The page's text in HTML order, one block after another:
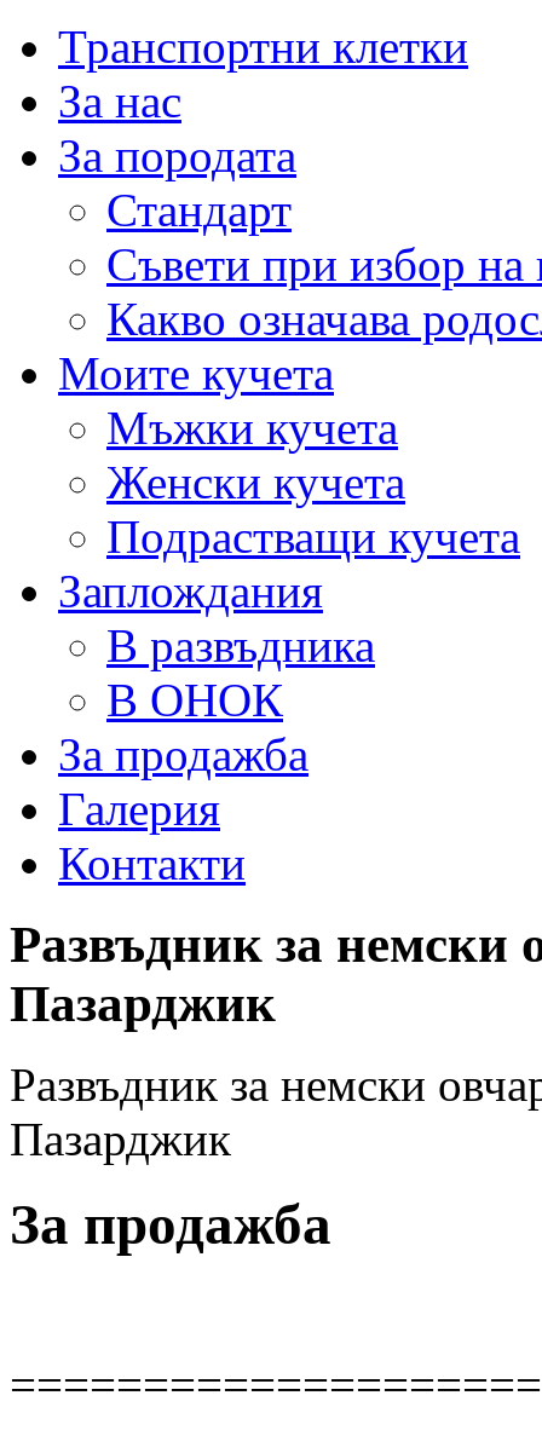
Транспортни клетки
За нас
За породата
Стандарт
Съвети при избор на
Какво означава
Моите кучета
Мъжки кучета
Женски кучета
Подрастващи кучета
Заплождания
В развъдника
В ОНОК
За продажба
Галерия
Контакти
Развъдник за немски
Пазарджик
Развъдник за немски
Пазарджик
За продажба